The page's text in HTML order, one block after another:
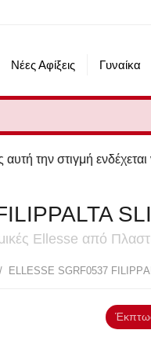
Νέες Αφίξεις Γυναίκα
ενδέχεται να μην
Ellesse από
/
50%